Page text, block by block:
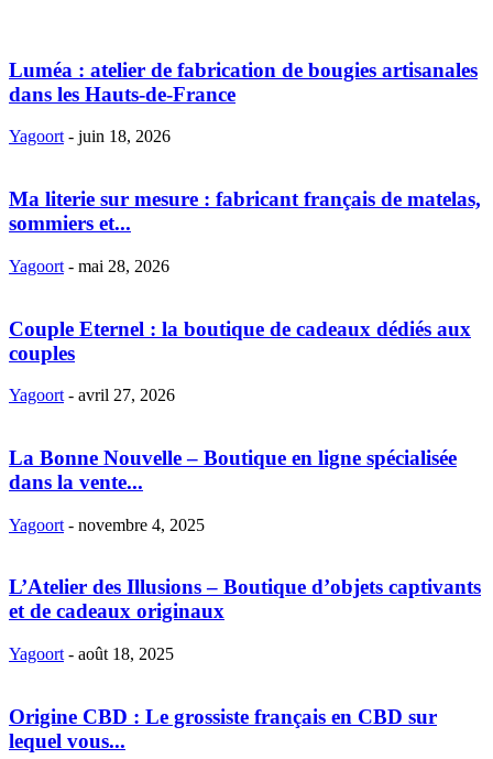
Luméa : atelier de fabrication de bougies artisanales
dans les Hauts-de-France
Yagoort - juin 18, 2026
Ma literie sur mesure : fabricant français de matelas,
sommiers et...
Yagoort - mai 28, 2026
Couple Eternel : la boutique de cadeaux dédiés aux
couples
Yagoort - avril 27, 2026
La Bonne Nouvelle – Boutique en ligne spécialisée
dans la vente...
Yagoort - novembre 4, 2025
L’Atelier des Illusions – Boutique d’objets captivants
et de cadeaux originaux
Yagoort - août 18, 2025
Origine CBD : Le grossiste français en CBD sur
lequel vous...